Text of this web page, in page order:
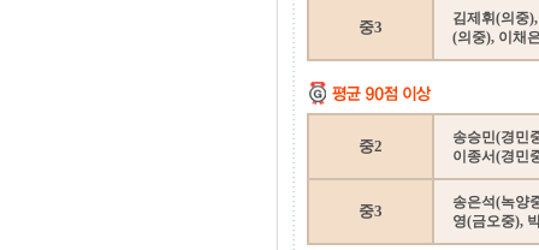
중3
김제휘(의중
(의중), 이채
중2
송승민(경민
이종서(경민
중3
송은석(녹양
영(금오중),